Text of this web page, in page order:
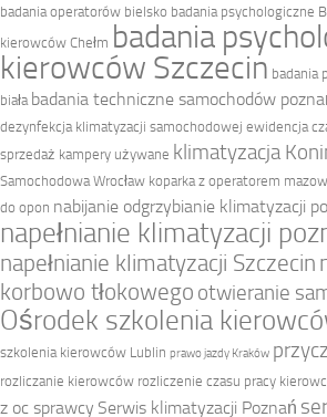
badania operatorów bielsko badania psychologiczne
kierowców Chełm badania
kierowców Szczecin badania
biała badania techniczne samochodów
dezynfekcja klimatyzacji samochodowej ewidencja
sprzedaż kampery używane klimatyzacja
Samochodowa Wrocław koparka z operatorem
do opon nabijanie odgrzybianie klimatyzacji
napełnianie klimatyzacji
napełnianie klimatyzacji Szczecin
korbowo tłokowego otwieranie
Ośrodek szkolenia
szkolenia kierowców Lublin prawo jazdy Kraków
rozliczanie kierowców rozliczenie czasu pracy
z oc sprawcy Serwis klimatyzacji Poznań